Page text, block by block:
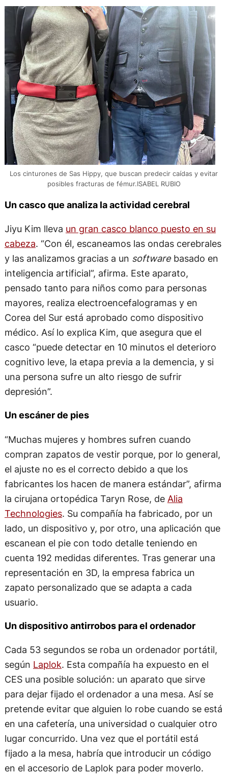
Los cinturones de Sas Hippy, que buscan predecir caídas y evitar
posibles fracturas de fémur.ISABEL RUBIO
Un casco que analiza la actividad cerebral
Jiyu Kim lleva un gran casco blanco puesto en su
cabeza. “Con él, escaneamos las ondas cerebrales
y las analizamos gracias a un softwarebasado en
inteligencia artificial”, afirma. Este aparato,
pensado tanto para niños como para personas
mayores, realiza electroencefalogramas y en
Corea del Sur está aprobado como dispositivo
médico. Así lo explica Kim, que asegura que el
casco “puede detectar en 10 minutos el deterioro
cognitivo leve, la etapa previa a la demencia, y si
una persona sufre un alto riesgo de sufrir
depresión”.
Un escáner de pies
“Muchas mujeres y hombres sufren cuando
compran zapatos de vestir porque, por lo general,
el ajuste no es el correcto debido a que los
fabricantes los hacen de manera estándar”, afirma
la cirujana ortopédica Taryn Rose, de Alia
Technologies. Su compañía ha fabricado, por un
lado, un dispositivo y, por otro, una aplicación que
escanean el pie con todo detalle teniendo en
cuenta 192 medidas diferentes. Tras generar una
representación en 3D, la empresa fabrica un
zapato personalizado que se adapta a cada
usuario.
Un dispositivo antirrobos para el ordenador
Cada 53 segundos se roba un ordenador portátil,
según Laplok. Esta compañía ha expuesto en el
CES una posible solución: un aparato que sirve
para dejar fijado el ordenador a una mesa. Así se
pretende evitar que alguien lo robe cuando se está
en una cafetería, una universidad o cualquier otro
lugar concurrido. Una vez que el portátil está
fijado a la mesa, habría que introducir un código
en el accesorio de Laplok para poder moverlo.